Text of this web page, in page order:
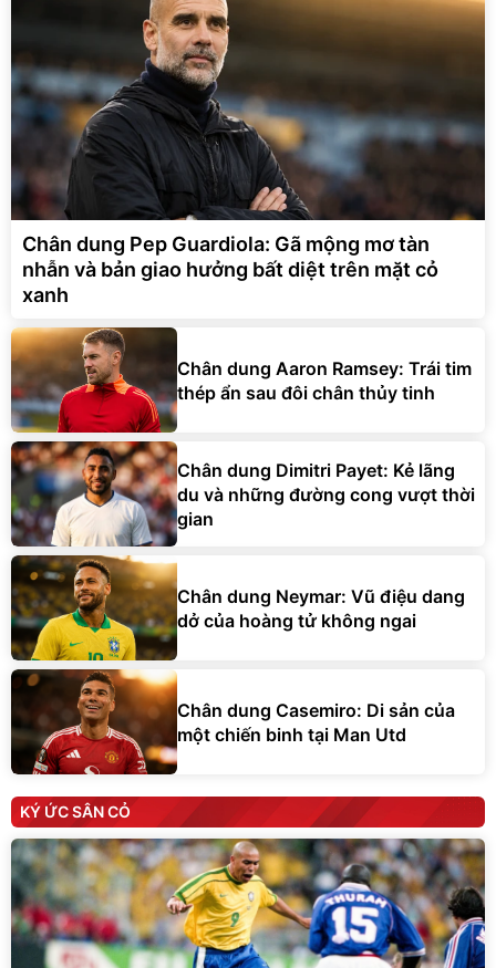
Chân dung Pep Guardiola: Gã mộng mơ tàn
nhẫn và bản giao hưởng bất diệt trên mặt cỏ
xanh
Chân dung Aaron Ramsey: Trái tim
thép ẩn sau đôi chân thủy tinh
Chân dung Dimitri Payet: Kẻ lãng
du và những đường cong vượt thời
gian
Chân dung Neymar: Vũ điệu dang
dở của hoàng tử không ngai
Chân dung Casemiro: Di sản của
một chiến binh tại Man Utd
KÝ ỨC SÂN CỎ